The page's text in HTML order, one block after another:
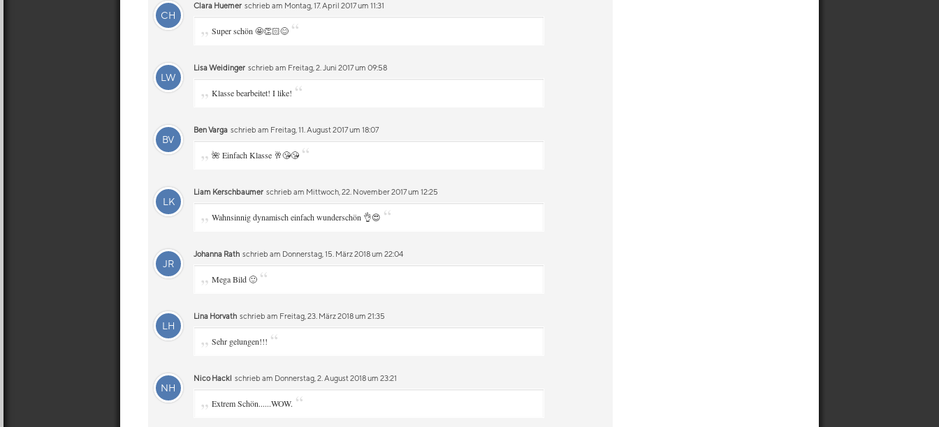
CH
Clara Huemer schrieb am Montag, 17. April 2017 um 11:31
„ Super schön 🤩👏🏻😊 “
LW
Lisa Weidinger schrieb am Freitag, 2. Juni 2017 um 09:58
„ Klasse bearbeitet! I like! “
BV
Ben Varga schrieb am Freitag, 11. August 2017 um 18:07
„ 🌺 Einfach Klasse 🥂😘😘 “
LK
Liam Kerschbaumer schrieb am Mittwoch, 22. November 2017 um 12:25
„ Wahnsinnig dynamisch einfach wunderschön 👌😍 “
JR
Johanna Rath schrieb am Donnerstag, 15. März 2018 um 22:04
„ Mega Bild 🙂 “
LH
Lina Horvath schrieb am Freitag, 23. März 2018 um 21:35
„ Sehr gelungen!!! “
NH
Nico Hackl schrieb am Donnerstag, 2. August 2018 um 23:21
„ Extrem Schön......WOW. “